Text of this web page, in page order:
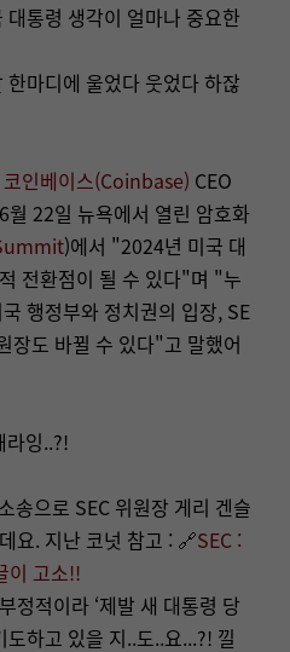
통령 생각이 얼마나 중요한
마디에 울었다 웃었다 하잖
코인베이스(Coinbase) CEO
22일 뉴욕에서 열린 암호화
)에서 "2024년 미국 대
전환점이 될 수 있다"며 "누
행정부와 정치권의 입장, SE
장도 바뀔 수 있다"고 말했어
라잉..?!
송으로 SEC 위원장 게리 겐슬
요. 지난 코넛 참고 : 🔗SEC :
이 고소!!
정적이라 ‘제발 새 대통령 당
하고 있을 지..도..요...?! 낄